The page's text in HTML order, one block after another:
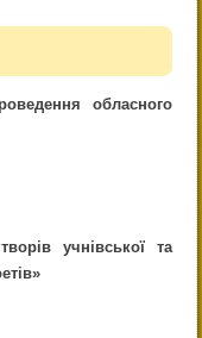
обласного
учнівської та